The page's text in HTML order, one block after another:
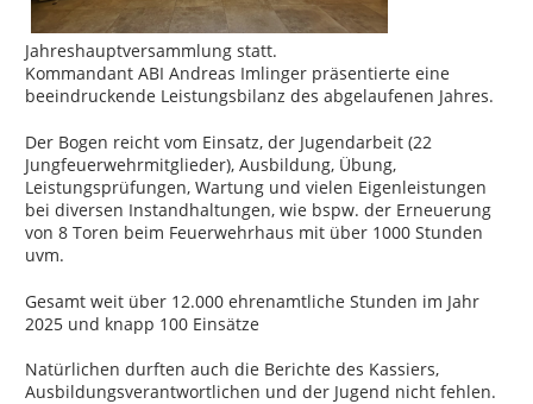
Jahreshauptversammlung statt.
Kommandant ABI Andreas Imlinger präsentierte eine
beeindruckende Leistungsbilanz des abgelaufenen Jahres.
Der Bogen reicht vom Einsatz, der Jugendarbeit (22
Jungfeuerwehrmitglieder), Ausbildung, Übung,
Leistungsprüfungen, Wartung und vielen Eigenleistungen
bei diversen Instandhaltungen, wie bspw. der Erneuerung
von 8 Toren beim Feuerwehrhaus mit über 1000 Stunden
uvm.
Gesamt weit über 12.000 ehrenamtliche Stunden im Jahr
2025 und knapp 100 Einsätze
Natürlichen durften auch die Berichte des Kassiers,
Ausbildungsverantwortlichen und der Jugend nicht fehlen.